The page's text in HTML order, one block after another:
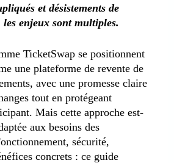
et désistements de
enjeux sont multiples.
TicketSwap se positionnent
une plateforme de revente de
avec une promesse claire
tout en protégeant
Mais cette approche est-
aux besoins des
sécurité,
concrets : ce guide